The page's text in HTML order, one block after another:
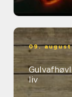
09.
liv